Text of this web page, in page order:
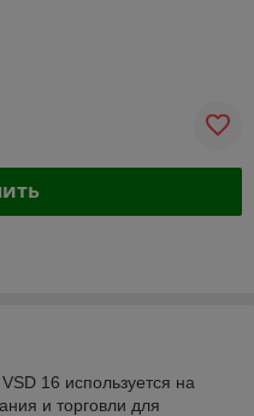
16 используется на
и торговли для